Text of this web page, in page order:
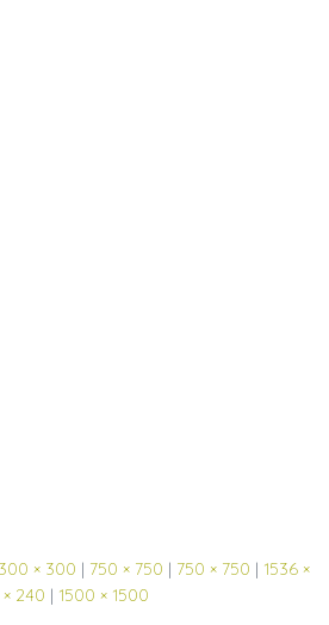
300 × 300 | 750 × 750 | 750 × 750 | 1536 ×
240 | 1500 × 1500